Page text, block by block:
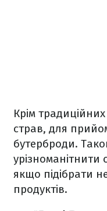
Крім
страв, для
бутерброди.
урізноманітнити
якщо підібрати
продуктів.